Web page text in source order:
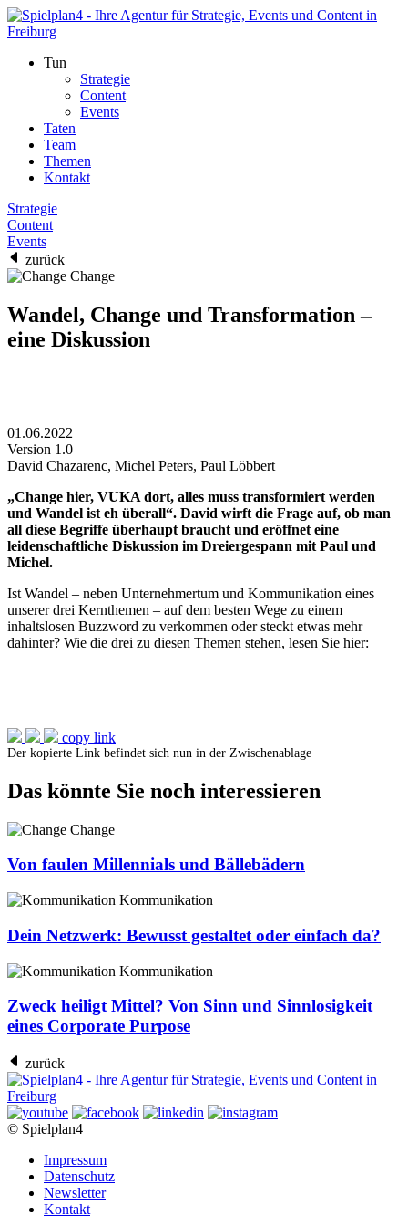
Tun
Strategie
Content
Events
Taten
Team
Themen
Kontakt
Strategie
Content
Events
zurück
Change
Wandel, Change und Transformation –
eine Diskussion
01.06.2022
Version 1.0
David Chazarenc, Michel Peters, Paul Löbbert
„Change hier, VUKA dort, alles muss transformiert werden
und Wandel ist eh überall“. David wirft die Frage auf, ob man
all diese Begriffe überhaupt braucht und eröffnet eine
leidenschaftliche Diskussion im Dreiergespann mit Paul und
Michel.
Ist Wandel – neben Unternehmertum und Kommunikation eines
unserer drei Kernthemen – auf dem besten Wege zu einem
inhaltslosen Buzzword zu verkommen oder steckt etwas mehr
dahinter? Wie die drei zu diesen Themen stehen, lesen Sie hier:
copy link
Der kopierte Link befindet sich nun in der Zwischenablage
Das könnte Sie noch interessieren
Change
Von faulen Millennials und Bällebädern
Kommunikation
Dein Netzwerk: Bewusst gestaltet oder einfach da?
Kommunikation
Zweck heiligt Mittel? Von Sinn und Sinnlosigkeit
eines Corporate Purpose
zurück
© Spielplan4
Impressum
Datenschutz
Newsletter
Kontakt